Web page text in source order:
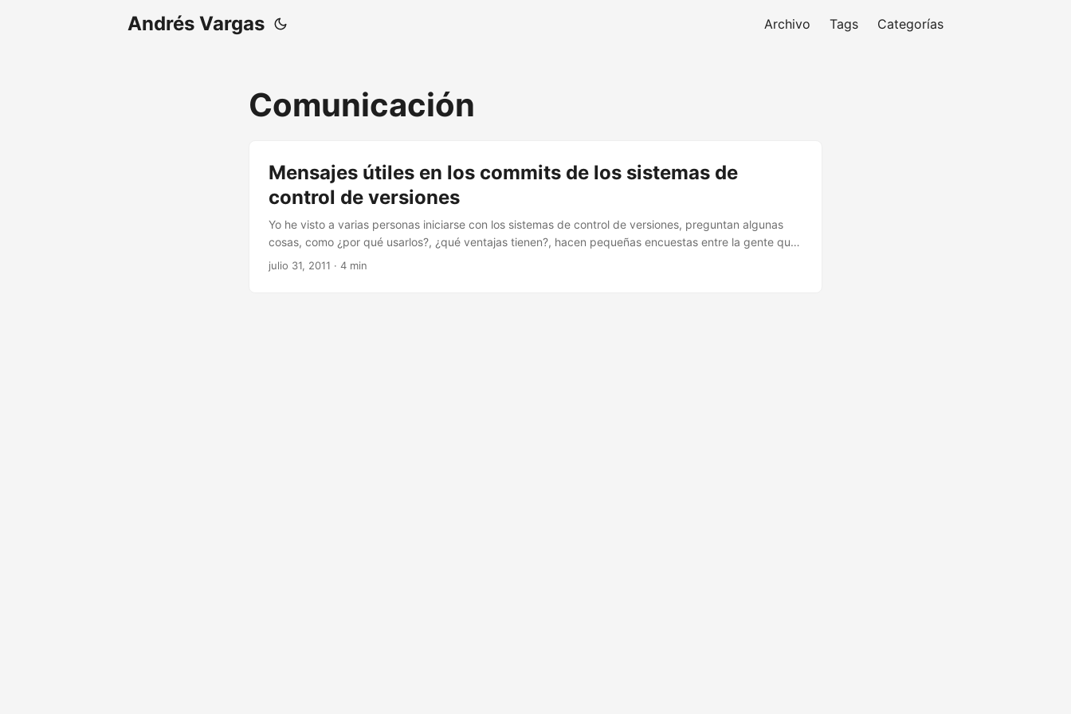
Andrés Vargas Archivo Tags Categorías
Comunicación
Mensajes útiles en los commits de los sistemas de
control de versiones
Yo he visto a varias personas iniciarse con los sistemas de control de versiones, preguntan algunas
cosas, como ¿por qué usarlos?, ¿qué ventajas tienen?, hacen pequeñas encuestas entre la gente que
conocen sobre cuál sistema prefieren y por qué, hasta que se deciden por uno, lo instalan,
julio 31, 2011 · 4 min